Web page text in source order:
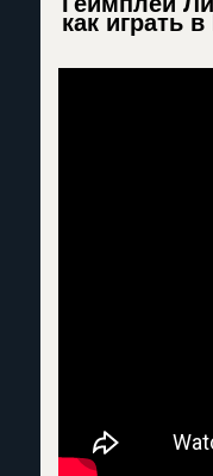
как играть